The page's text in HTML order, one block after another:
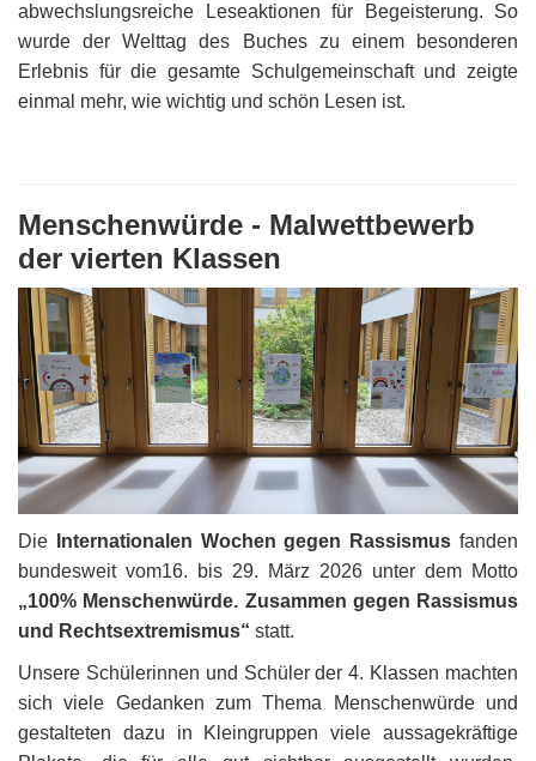
abwechslungsreiche Leseaktionen für Begeisterung. So
wurde der Welttag des Buches zu einem besonderen
Erlebnis für die gesamte Schulgemeinschaft und zeigte
einmal mehr, wie wichtig und schön Lesen ist.
Menschenwürde - Malwettbewerb
der vierten Klassen
Die Internationalen Wochen gegen Rassismus fanden
bundesweit vom16. bis 29. März 2026 unter dem Motto
„100% Menschenwürde. Zusammen gegen Rassismus
und Rechtsextremismus“ statt.
Unsere Schülerinnen und Schüler der 4. Klassen machten
sich viele Gedanken zum Thema Menschenwürde und
gestalteten dazu in Kleingruppen viele aussagekräftige